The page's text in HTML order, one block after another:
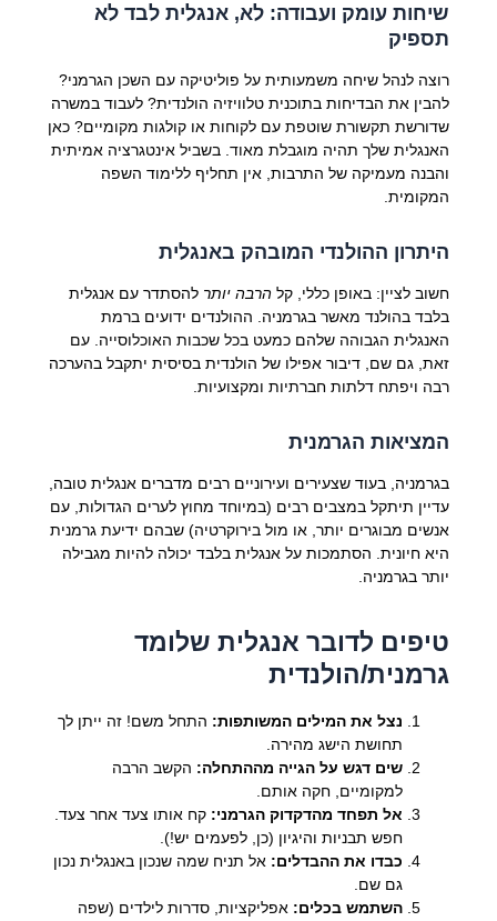
שיחות עומק ועבודה: לא, אנגלית לבד לא
תספיק
רוצה לנהל שיחה משמעותית על פוליטיקה עם השכן הגרמני?
להבין את הבדיחות בתוכנית טלוויזיה הולנדית? לעבוד במשרה
שדורשת תקשורת שוטפת עם לקוחות או קולגות מקומיים? כאן
האנגלית שלך תהיה מוגבלת מאוד. בשביל אינטגרציה אמיתית
והבנה מעמיקה של התרבות, אין תחליף ללימוד השפה
המקומית.
היתרון ההולנדי המובהק באנגלית
חשוב לציין: באופן כללי, קל הרבה יותר להסתדר עם אנגלית
בלבד בהולנד מאשר בגרמניה. ההולנדים ידועים ברמת
האנגלית הגבוהה שלהם כמעט בכל שכבות האוכלוסייה. עם
זאת, גם שם, דיבור אפילו של הולנדית בסיסית יתקבל בהערכה
רבה ויפתח דלתות חברתיות ומקצועיות.
המציאות הגרמנית
בגרמניה, בעוד שצעירים ועירוניים רבים מדברים אנגלית טובה,
עדיין תיתקל במצבים רבים (במיוחד מחוץ לערים הגדולות, עם
אנשים מבוגרים יותר, או מול בירוקרטיה) שבהם ידיעת גרמנית
היא חיונית. הסתמכות על אנגלית בלבד יכולה להיות מגבילה
יותר בגרמניה.
טיפים לדובר אנגלית שלומד
גרמנית/הולנדית
נצל את המילים המשותפות: התחל משם! זה ייתן לך
תחושת הישג מהירה.
שים דגש על הגייה מההתחלה: הקשב הרבה
למקומיים, חקה אותם.
אל תפחד מהדקדוק הגרמני: קח אותו צעד אחר צעד.
חפש תבניות והיגיון (כן, לפעמים יש!).
כבדו את ההבדלים: אל תניח שמה שנכון באנגלית נכון
גם שם.
השתמש בכלים: אפליקציות, סדרות לילדים (שפה